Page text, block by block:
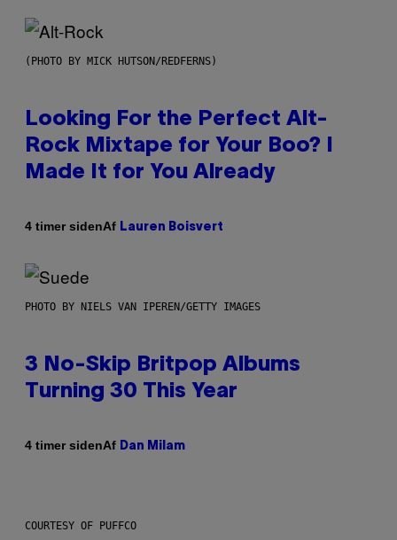
(PHOTO BY MICK HUTSON/REDFERNS)
Looking For the Perfect Alt-
Rock Mixtape for Your Boo? I
Made It for You Already
4 timer sidenAf Lauren Boisvert
PHOTO BY NIELS VAN IPEREN/GETTY IMAGES
3 No-Skip Britpop Albums
Turning 30 This Year
4 timer sidenAf Dan Milam
COURTESY OF PUFFCO